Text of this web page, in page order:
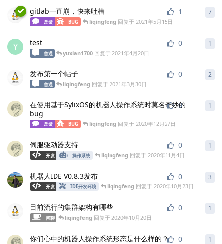
gitlab一直崩，快来吐槽
反馈 BUG
1
liqingfeng 回复于 2021年5月15日
7
Y test
普通
0
yuxian1700 回复于 2021年4月20日
1
发布第一个帖子
普通
0
liqingfeng 回复于 2021年3月30日
2
在使用基于SylixOS的机器人操作系统时莫名奇妙的
bug
反馈 BUG
0
liqingfeng 回复于 2020年12月27日
1
伺服驱动器支持
开发 操作系统
0
liqingfeng 回复于 2020年11月4日
1
机器人IDE V0.8.3发布
开发 IDE开发环境
0
liqingfeng 回复于 2020年10月23日
3
目前流行的集群架构有哪些
闲聊
0
liqingfeng 回复于 2020年10月20日
1
你们心中的机器人操作系统形态是什么样的？ 0 1